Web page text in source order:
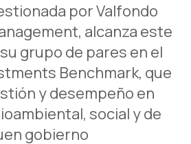
por Valfondo
alcanza este
grupo de pares en el
Benchmark, que
y desempeño en
social y de
gobierno